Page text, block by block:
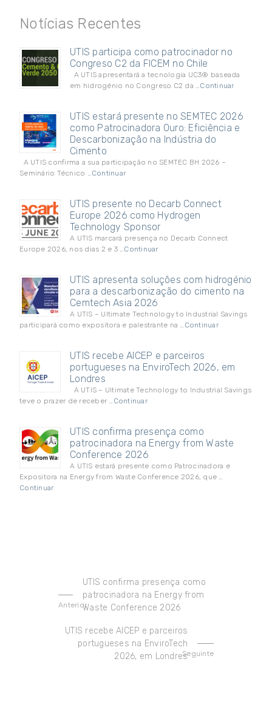
Notícias Recentes
UTIS participa como patrocinador no
Congreso C2 da FICEM no Chile
A UTIS apresentará a tecnologia UC3® baseada
em hidrogénio no Congreso C2 da … Continuar
UTIS estará presente no SEMTEC 2026
como Patrocinadora Ouro: Eficiência e
Descarbonização na Indústria do
Cimento
A UTIS confirma a sua participação no SEMTEC BH 2026 –
Seminário Técnico … Continuar
UTIS presente no Decarb Connect
Europe 2026 como Hydrogen
Technology Sponsor
A UTIS marcará presença no Decarb Connect
Europe 2026, nos dias 2 e 3 … Continuar
UTIS apresenta soluções com hidrogénio
para a descarbonização do cimento na
Cemtech Asia 2026
A UTIS – Ultimate Technology to Industrial Savings
participará como expositora e palestrante na …
Continuar
UTIS recebe AICEP e parceiros
portugueses na EnviroTech 2026, em
Londres
A UTIS – Ultimate Technology to Industrial Savings
teve o prazer de receber …
Continuar
UTIS confirma presença como
patrocinadora na Energy from Waste
Conference 2026
A UTIS estará presente como Patrocinadora e
Expositora na Energy from Waste Conference 2026, que …
Continuar
Anterior
UTIS confirma presença como
patrocinadora na Energy from
Waste Conference 2026
Seguinte
UTIS recebe AICEP e parceiros
portugueses na EnviroTech
2026, em Londres